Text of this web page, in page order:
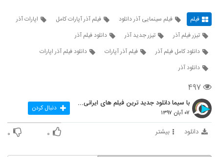
فیلم فیلم سینمایی آذر دانلود فیلم آذر آپارات کامل
اپارات آذر
تیزر فیلم آذر
تیزر جدید آذر
دانلود فیلم آذر
دانلود کامل فیلم آذر
فیلم آذر آپارات
دانلود فیلم آذر اپارات
دانلود آذر
۴۹۷
با سیما دانلود جدید ترین فیلم های ایرانی را در لحظ
۰۷ آبان ۱۳۹۷ دنبال کردن
دانلود بیشتر ۰ ۰